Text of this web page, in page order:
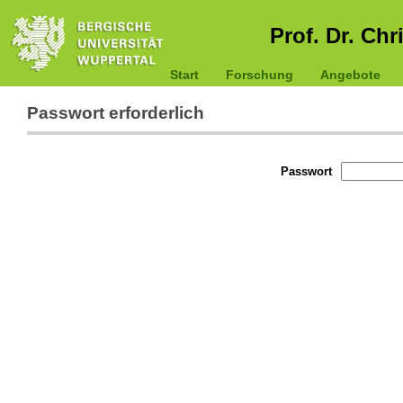
Prof. Dr.
Start Forschung Angebote
Passwort erforderlich
Passwort